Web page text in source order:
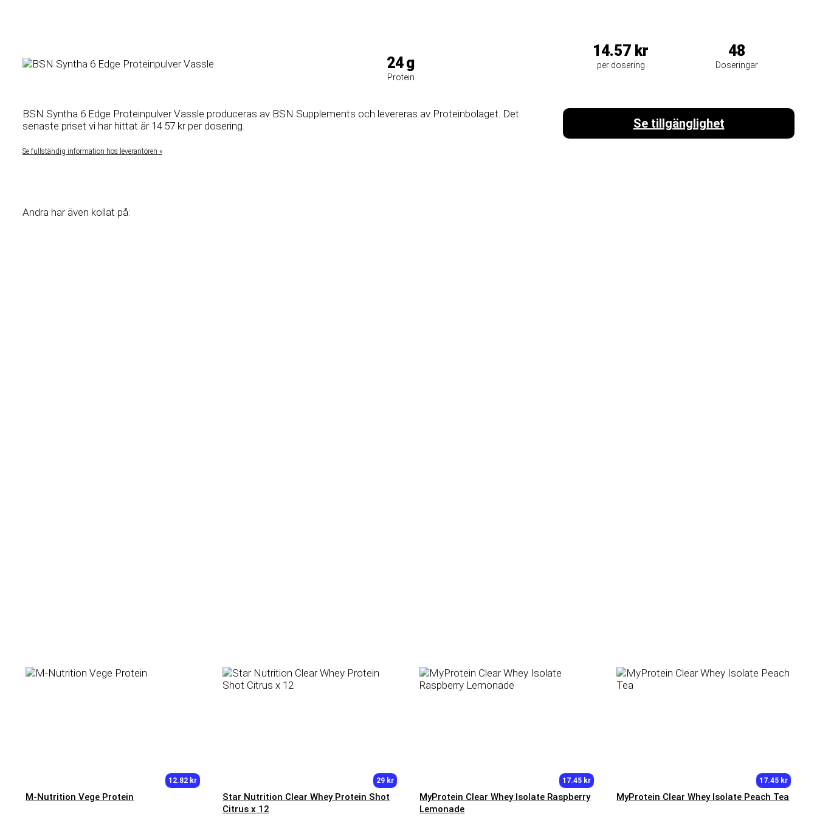
24g
Protein
BSN Syntha 6 Edge Proteinpulver Vassle produceras av BSN Supplements och levereras av Proteinbolaget. Det
senaste priset vi har hittat är 14.57 kr per dosering.
Se fullständig information hos leverantören «
Andra har även kollat på:
14.57 kr
per dosering
48
Doseringar
Se tillgänglighet
12.82 kr
M-Nutrition Vege Protein
29 kr
Star Nutrition Clear Whey Protein Shot
Citrus x 12
17.45 kr
MyProtein Clear Whey Isolate Raspberry
Lemonade
17.45 kr
MyProtein Clear Whey Isolate Peach Tea